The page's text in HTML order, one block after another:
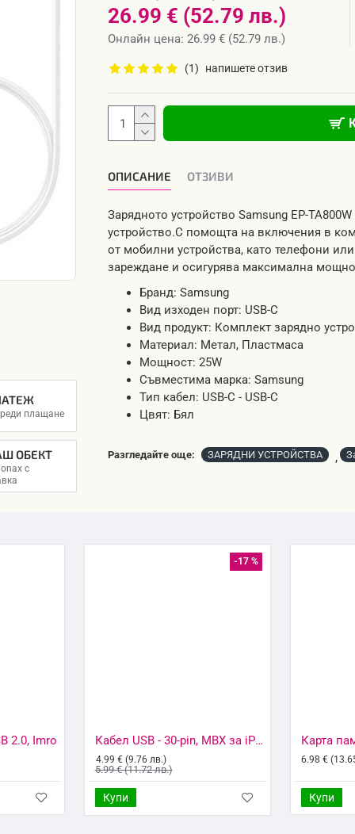
плащане
ОБЕКТ
с
(1) напишете отзив
26.99 € (52.79 лв.)
Онлайн цена: 26.99 € (52.79 лв.)
ОПИСАНИЕ OТЗИВИ
Зарядното устройство Samsung EP-
устройство.С помощта на включения в
от мобилни устройства, като телефони
зареждане и осигурява максимална
Бранд: Samsung
Вид изходен порт: USB-C
Вид продукт: Комплект зарядно
Материал: Метал, Пластмаса
Мощност: 25W
Съвместима марка: Samsung
Тип кабел: USB-C - USB-C
Цвят: Бял
Разгледайте още: ЗАРЯДНИ УСТРОЙСТВА ,
2.0, Imro
-17 %
Кабел USB - 30-pin, MBX за iPhone, Бял/Черен
4.99 € (9.76 лв.)
5.99 € (11.72 лв.)
Купи
6.98 €
Купи